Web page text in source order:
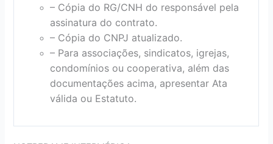
– Cópia do RG/CNH do responsável pela
assinatura do contrato.
– Cópia do CNPJ atualizado.
– Para associações, sindicatos, igrejas,
condomínios ou cooperativa, além das
documentações acima, apresentar Ata
válida ou Estatuto.